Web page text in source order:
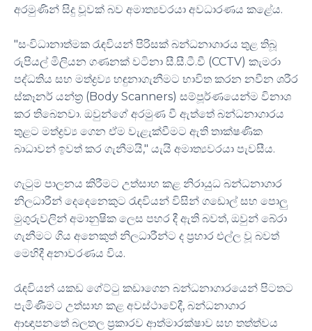
අරමුණින් සිදු වූවක් බව අමාත්‍යවරයා අවධාරණය කළේය.
"සංවිධානාත්මක රැඳවියන් පිරිසක් බන්ධනාගාරය තුළ තිබූ
රුපියල් මිලියන ගණනක් වටිනා සී.සී.ටී.වී (CCTV) කැමරා
පද්ධතිය සහ මත්ද්‍රව්‍ය හඳුනාගැනීමට භාවිත කරන නවීන ශරීර
ස්කෑනර් යන්ත්‍ර (Body Scanners) සම්පූර්ණයෙන්ම විනාශ
කර තිබෙනවා. ඔවුන්ගේ අරමුණ වී ඇත්තේ බන්ධනාගාරය
තුළට මත්ද්‍රව්‍ය ගෙන ඒම වැළැක්වීමට ඇති තාක්ෂණික
බාධාවන් ඉවත් කර ගැනීමයි," යැයි අමාත්‍යවරයා පැවසීය.
ගැටුම පාලනය කිරීමට උත්සාහ කළ නිරායුධ බන්ධනාගාර
නිලධාරීන් දෙදෙනෙකුට රැඳවියන් විසින් ගඩොල් සහ පොලු
මුගුරුවලින් අමානුෂික ලෙස පහර දී ඇති බවත්, ඔවුන් බේරා
ගැනීමට ගිය අනෙකුත් නිලධාරීන්ට ද ප්‍රහාර එල්ල වූ බවත්
මෙහිදී අනාවරණය විය.
රැඳවියන් යකඩ ගේට්ටු කඩාගෙන බන්ධනාගාරයෙන් පිටතට
පැමිණීමට උත්සාහ කළ අවස්ථාවේදී, බන්ධනාගාර
ආඥාපනතේ බලතල ප්‍රකාරව ආත්මාරක්ෂාව සහ තත්ත්වය